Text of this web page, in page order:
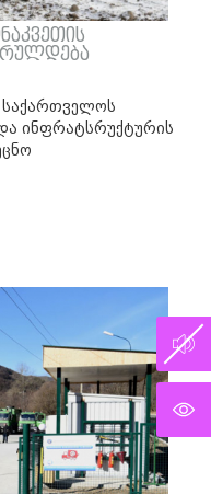
საქართველოს
ინფრატსრუქტურის